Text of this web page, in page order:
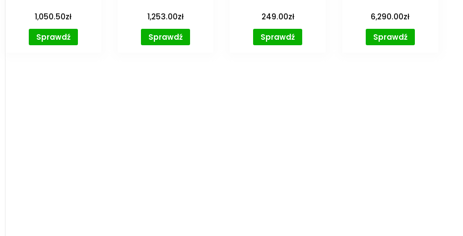
1,050.50zł
Sprawdź
1,253.00zł
Sprawdź
249.00zł
Sprawdź
6,290.00zł
Sprawdź